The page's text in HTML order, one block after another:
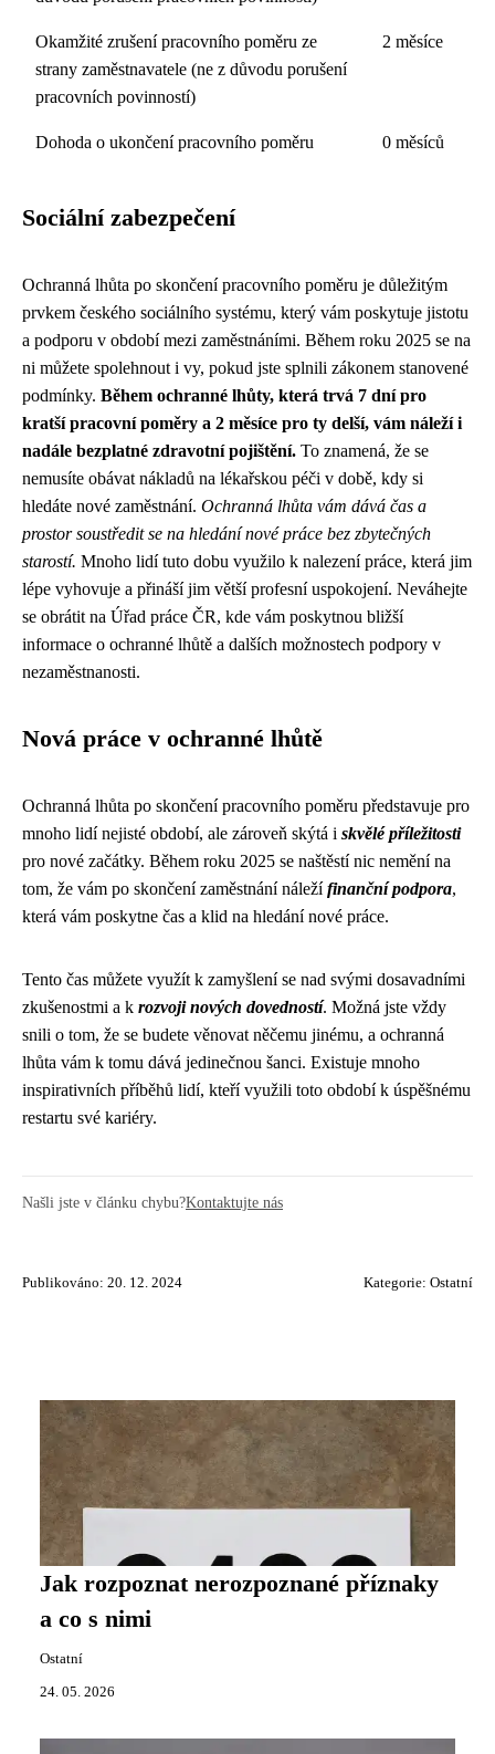
Okamžité zrušení pracovního poměru ze
strany zaměstnavatele (ne z důvodu porušení
pracovních povinností)
2 měsíce
Dohoda o ukončení pracovního poměru 0 měsíců
Sociální zabezpečení
Ochranná lhůta po skončení pracovního poměru je důležitým
prvkem českého sociálního systému, který vám poskytuje jistotu
a podporu v období mezi zaměstnáními. Během roku 2025 se na
ni můžete spolehnout i vy, pokud jste splnili zákonem stanovené
podmínky. Během ochranné lhůty, která trvá 7 dní pro
kratší pracovní poměry a 2 měsíce pro ty delší, vám náleží i
nadále bezplatné zdravotní pojištění. To znamená, že se
nemusíte obávat nákladů na lékařskou péči v době, kdy si
hledáte nové zaměstnání. Ochranná lhůta vám dává čas a
prostor soustředit se na hledání nové práce bez zbytečných
starostí. Mnoho lidí tuto dobu využilo k nalezení práce, která jim
lépe vyhovuje a přináší jim větší profesní uspokojení. Neváhejte
se obrátit na Úřad práce ČR, kde vám poskytnou bližší
informace o ochranné lhůtě a dalších možnostech podpory v
nezaměstnanosti.
Nová práce v ochranné lhůtě
Ochranná lhůta po skončení pracovního poměru představuje pro
mnoho lidí nejisté období, ale zároveň skýtá i skvělé příležitosti
pro nové začátky. Během roku 2025 se naštěstí nic nemění na
tom, že vám po skončení zaměstnání náležífinanční podpora,
která vám poskytne čas a klid na hledání nové práce.
Tento čas můžete využít k zamyšlení se nad svými dosavadními
zkušenostmi a k rozvoji nových dovedností. Možná jste vždy
snili o tom, že se budete věnovat něčemu jinému, a ochranná
lhůta vám k tomu dává jedinečnou šanci. Existuje mnoho
inspirativních příběhů lidí, kteří využili toto období k úspěšnému
restartu své kariéry.
Našli jste v článku chybu?Kontaktujte nás
Publikováno: 20. 12. 2024 Kategorie: Ostatní
Jak rozpoznat nerozpoznané příznaky
a co s nimi
Ostatní
24. 05. 2026